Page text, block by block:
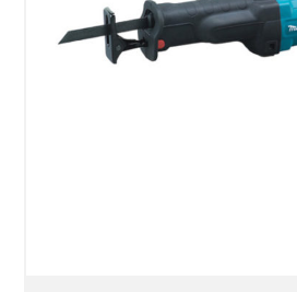
SÉLECTIONNEZ LES DATES
VOIR LE PRODUIT